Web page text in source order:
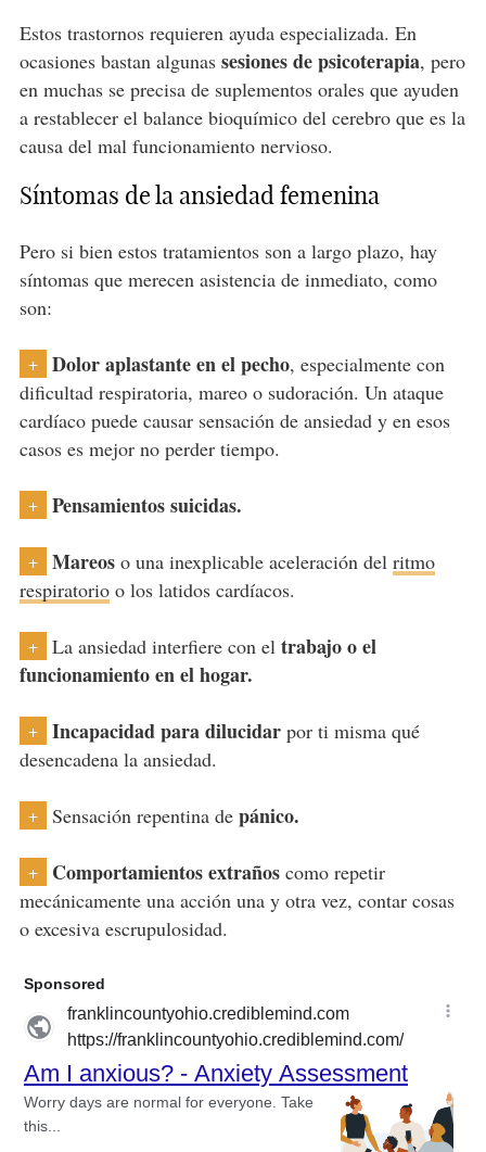
Estos trastornos requieren ayuda especializada. En
ocasiones bastan algunas sesiones de psicoterapia, pero
en muchas se precisa de suplementos orales que ayuden
a restablecer el balance bioquímico del cerebro que es la
causa del mal funcionamiento nervioso.
Síntomas de la ansiedad femenina
Pero si bien estos tratamientos son a largo plazo, hay
síntomas que merecen asistencia de inmediato, como
son:
+ Dolor aplastante en el pecho, especialmente con
dificultad respiratoria, mareo o sudoración. Un ataque
cardíaco puede causar sensación de ansiedad y en esos
casos es mejor no perder tiempo.
+ Pensamientos suicidas.
+ Mareoso una inexplicable aceleración del ritmo
respiratorioo los latidos cardíacos.
+ La ansiedad interfiere con el trabajo o el
funcionamiento en el hogar.
+ Incapacidad para dilucidarpor ti misma qué
desencadena la ansiedad.
+ Sensación repentina de pánico.
+ Comportamientos extrañoscomo repetir
mecánicamente una acción una y otra vez, contar cosas
o excesiva escrupulosidad.